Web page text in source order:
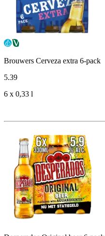
Brouwers Cerveza extra 6-pack
5.39
6 x 0,33 l